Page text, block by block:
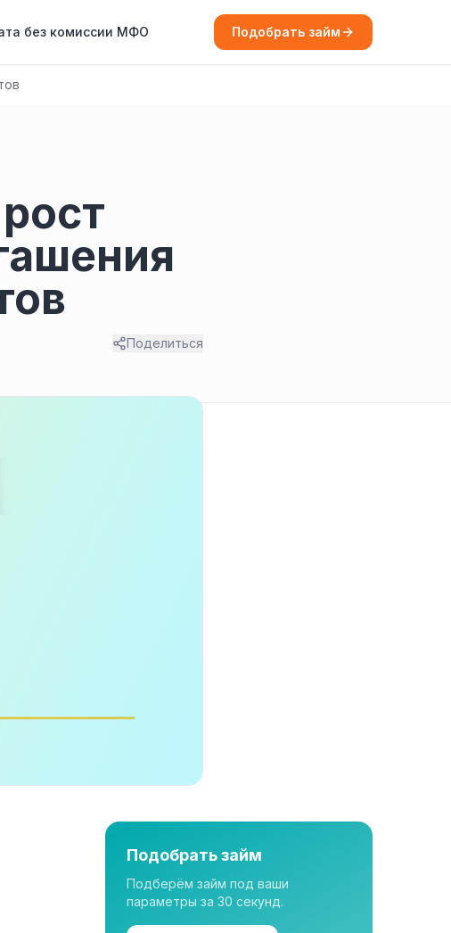
без комиссии МФО Подобрать займ
Поделиться
Подобрать займ
Подберём займ под ваши
параметры за 30 секунд.